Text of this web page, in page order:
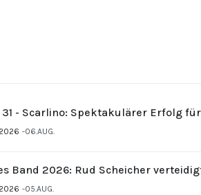
31 - Scarlino: Spektakulärer Erfolg
06.AUG.
Band 2026: Rud Scheicher
05.AUG.